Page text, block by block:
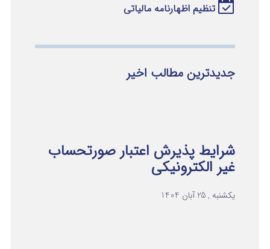
تنظیم اظهارنامه مالیاتی
جدیدترین مطالب اخیر
شرایط پذیرش اعتبار صورتحساب
غیر الکترونیکی
یکشنبه , 25 آبان 1404